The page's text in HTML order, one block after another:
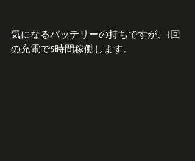
気になるバッテリーの持ちですが、1回
の充電で5時間稼働します。